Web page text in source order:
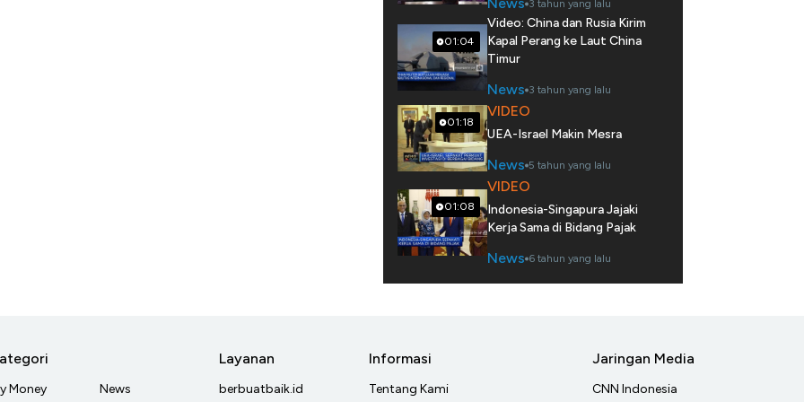
3 tahun yang lalu
01:04
Video: China dan Rusia Kirim
Kapal Perang ke Laut China
Timur
News 3 tahun yang lalu
01:18
VIDEO
UEA-Israel Makin Mesra
News 5 tahun yang lalu
01:08
VIDEO
Indonesia-Singapura Jajaki
Kerja Sama di Bidang Pajak
News 6 tahun yang lalu
Money News
Layanan
berbuatbaik.id
Informasi
Tentang Kami
Jaringan Media
CNN Indonesia